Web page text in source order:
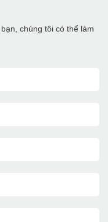
chúng tôi có thể làm